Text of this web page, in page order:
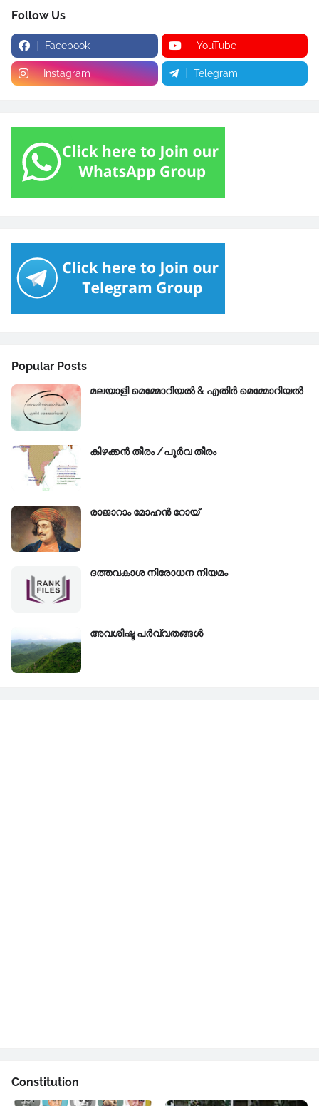
Follow Us
Facebook YouTube
Instagram Telegram
Popular Posts
മലയാളി മെമ്മോറിയൽ & എതിർ മെമ്മോറിയൽ
കിഴക്കന്‍ തീരം /പൂർവ തീരം
രാജാറാം മോഹൻ റോയ്‌
ദത്തവകാശ നിരോധന നിയമം
അവശിഷ്ട പർവ്വതങ്ങൾ
Constitution